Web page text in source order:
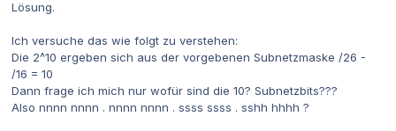
Lösung.
Ich versuche das wie folgt zu verstehen:
Die 2^10 ergeben sich aus der vorgebenen Subnetzmaske /26 -
/16 = 10
Dann frage ich mich nur wofür sind die 10? Subnetzbits???
Also nnnn nnnn . nnnn nnnn . ssss ssss . sshh hhhh ?